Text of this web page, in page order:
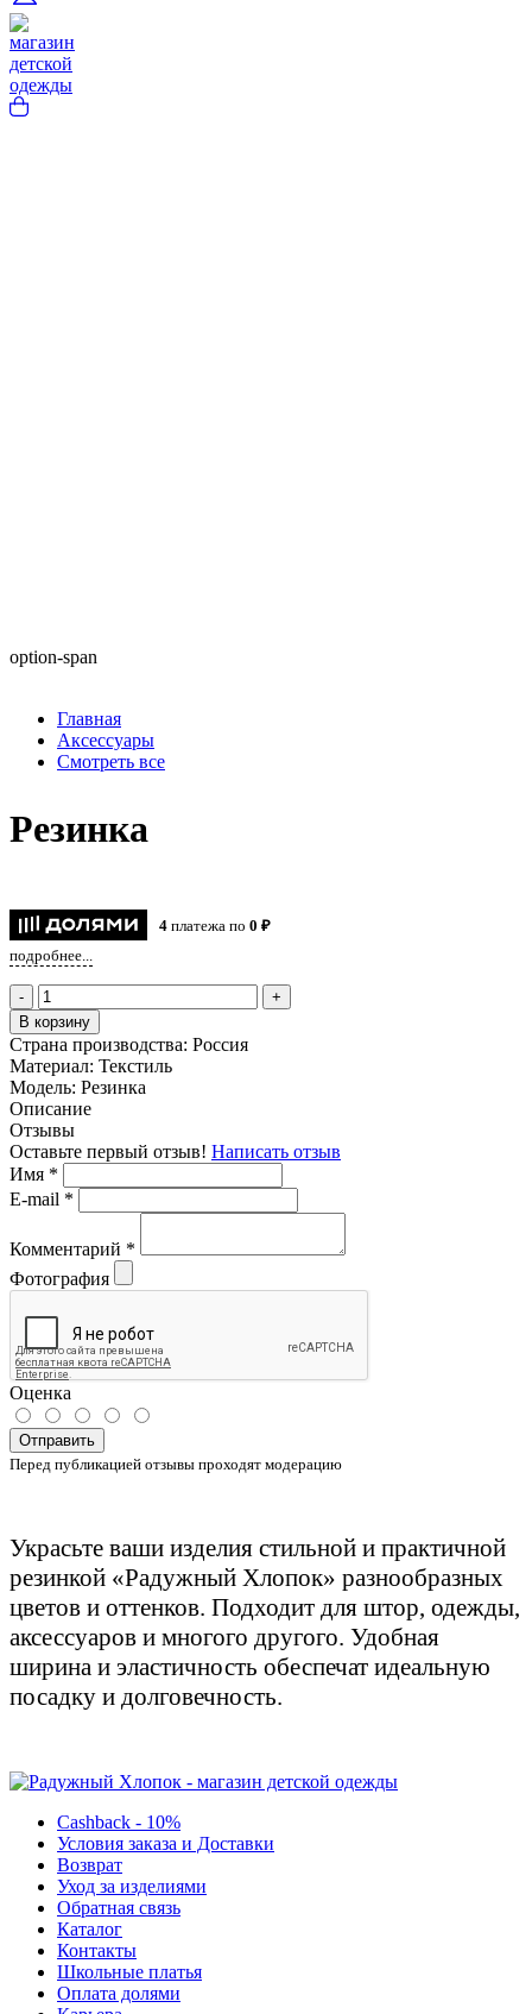
option-span
Главная
Аксессуары
Смотреть все
Резинка
4 платежа по 0 ₽
подробнее...
-
+
В корзину
Страна производства: Россия
Материал: Текстиль
Модель: Резинка
Описание
Отзывы
Оставьте первый отзыв! Написать отзыв
Имя *
E-mail *
Комментарий *
Фотография
Оценка
Отправить
Перед публикацией отзывы проходят модерацию
Украсьте ваши изделия стильной и практичной
резинкой «Радужный Хлопок» разнообразных
цветов и оттенков. Подходит для штор, одежды,
аксессуаров и многого другого. Удобная
ширина и эластичность обеспечат идеальную
посадку и долговечность.
Cashback - 10%
Условия заказа и Доставки
Возврат
Уход за изделиями
Обратная связь
Каталог
Контакты
Школьные платья
Оплата долями